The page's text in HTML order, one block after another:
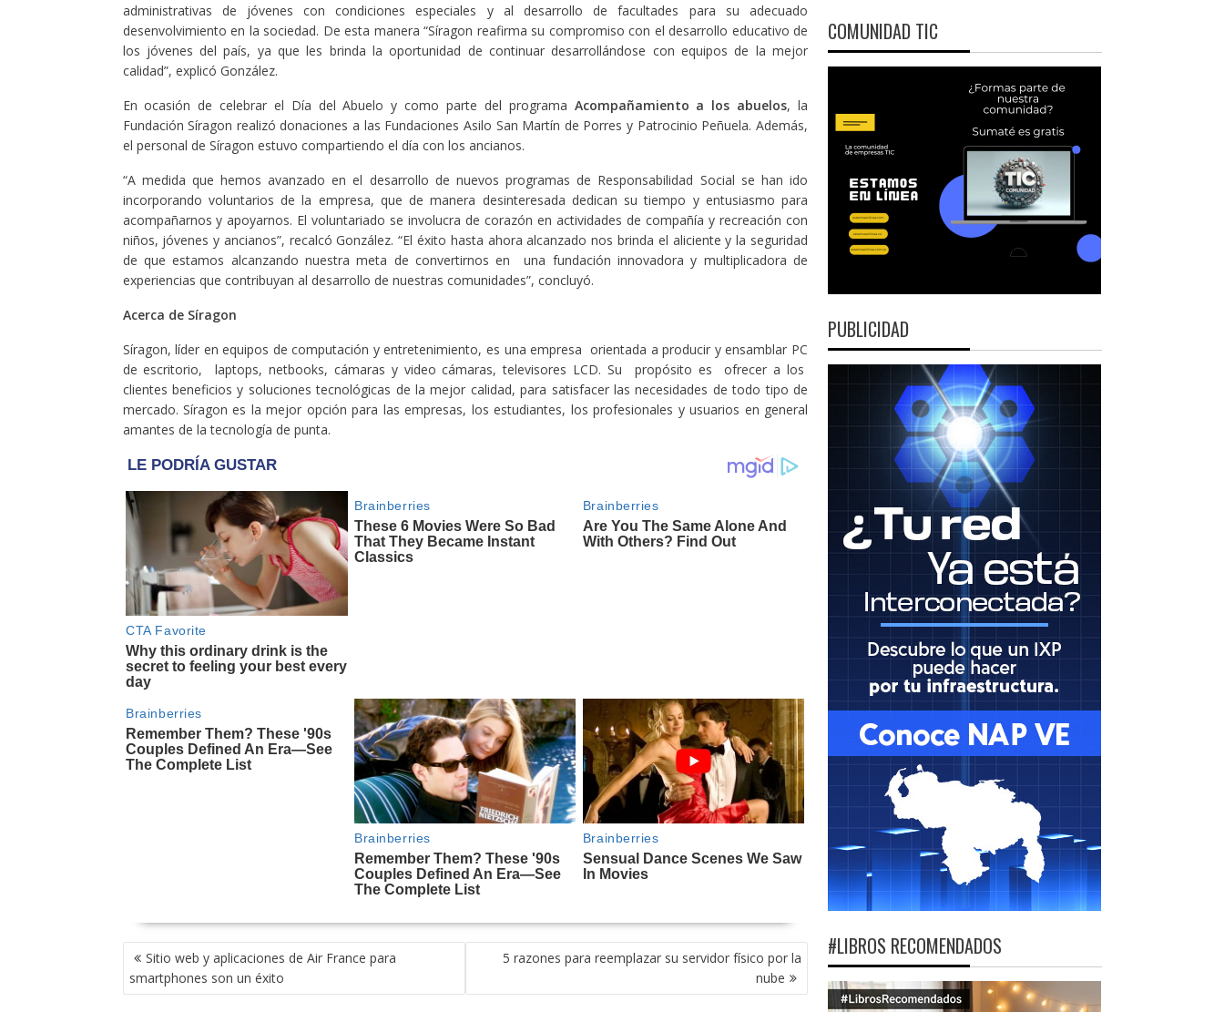
administrativas de jóvenes con condiciones especiales y al desarrollo de facultades para su adecuado
desenvolvimiento en la sociedad. De esta manera “Síragon reafirma su compromiso con el desarrollo educativo de
los jóvenes del país, ya que les brinda la oportunidad de continuar desarrollándose con equipos de la mejor
calidad”, explicó González.
En ocasión de celebrar el Día del Abuelo y como parte del programa Acompañamiento a los abuelos, la
Fundación Síragon realizó donaciones a las Fundaciones Asilo San Martín de Porres y Patrocinio Peñuela. Además,
el personal de Síragon estuvo compartiendo el día con los ancianos.
“A medida que hemos avanzado en el desarrollo de nuevos programas de Responsabilidad Social se han ido
incorporando voluntarios de la empresa, que de manera desinteresada dedican su tiempo y entusiasmo para
acompañarnos y apoyarnos. El voluntariado se involucra de corazón en actividades de compañía y recreación con
niños, jóvenes y ancianos”, recalcó González. “El éxito hasta ahora alcanzado nos brinda el aliciente y la seguridad
de que estamos alcanzando nuestra meta de convertirnos en una fundación innovadora y multiplicadora de
experiencias que contribuyan al desarrollo de nuestras comunidades”, concluyó.
Acerca de Síragon
Síragon, líder en equipos de computación y entretenimiento, es una empresa orientada a producir y ensamblar PC
de escritorio, laptops, netbooks, cámaras y video cámaras, televisores LCD. Su propósito es ofrecer a los
clientes beneficios y soluciones tecnológicas de la mejor calidad, para satisfacer las necesidades de todo tipo de
mercado. Síragon es la mejor opción para las empresas, los estudiantes, los profesionales y usuarios en general
amantes de la tecnología de punta.
NAVEGACIÓN
DE
ENTRADAS
Sitio web y aplicaciones de Air France para
smartphones son un éxito
5 razones para reemplazar su servidor físico por la
nube
COMUNIDAD TIC
PUBLICIDAD
#LIBROS RECOMENDADOS